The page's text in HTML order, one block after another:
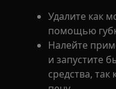
Удалите как
помощью
Налейте
и запустите
средства,